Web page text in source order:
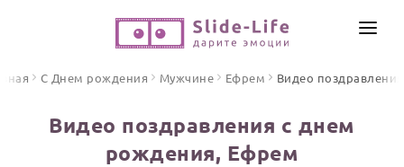
ПО ФОРМАТУ
ИНСТРУМЕНТЫ
С Днем рождения Мужчине Ефрем Видео поздравления
Видео поздравления с днем
рождения, Ефрем